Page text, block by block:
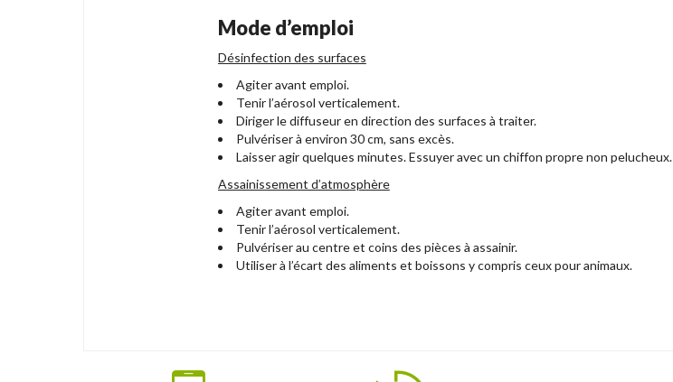
Mode d’emploi
Désinfection des surfaces
Agiter avant emploi.
Tenir l’aérosol verticalement.
Diriger le diffuseur en direction des surfaces à traiter.
Pulvériser à environ 30 cm, sans excès.
Laisser agir quelques minutes. Essuyer avec un chiffon propre non pelucheux.
Assainissement d’atmosphère
Agiter avant emploi.
Tenir l’aérosol verticalement.
Pulvériser au centre et coins des pièces à assainir.
Utiliser à l’écart des aliments et boissons y compris ceux pour animaux.